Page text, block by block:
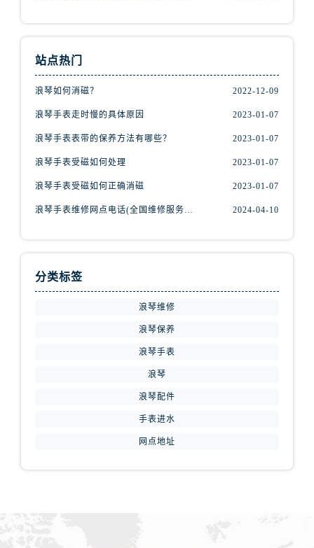
站点热门
浪琴如何消磁？ 2022-12-09
浪琴手表走时慢的具体原因 2023-01-07
浪琴手表表带的保养方法有哪些？ 2023-01-07
浪琴手表受磁如何处理 2023-01-07
浪琴手表受磁如何正确消磁 2023-01-07
浪琴手表维修网点电话(全国维修服务中心查询) 2024-04-10
分类标签
浪琴维修
浪琴保养
浪琴手表
浪琴
浪琴配件
手表进水
网点地址